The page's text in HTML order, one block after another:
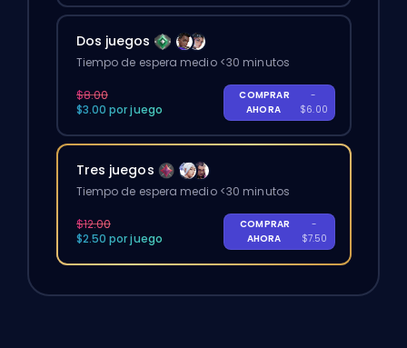
Dos juegos
Tiempo de espera medio <30 minutos
$8.00
$3.00 por juego
COMPRAR
AHORA
-
$6.00
Tres juegos
Tiempo de espera medio <30 minutos
$12.00
$2.50 por juego
COMPRAR
AHORA
-
$7.50